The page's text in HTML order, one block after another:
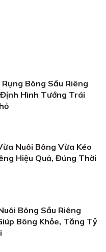
Bông Sầu Riêng
Hình Tướng Trái
Nuôi Bông Vừa Kéo
Hiệu Quả, Đúng Thời
Bông Sầu Riêng
Bông Khỏe, Tăng Tỷ